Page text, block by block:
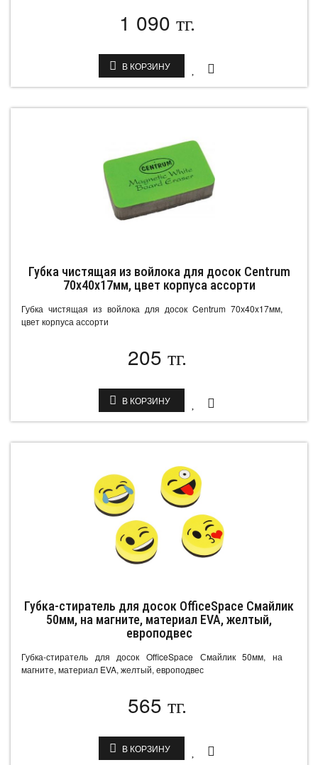
1 090 тг.
В КОРЗИНУ
Губка чистящая из войлока для досок Centrum
70х40x17мм, цвет корпуса ассорти
Губка чистящая из войлока для досок Centrum 70х40x17мм,
цвет корпуса ассорти
205 тг.
В КОРЗИНУ
Губка-стиратель для досок OfficeSpace Смайлик
50мм, на магните, материал EVA, желтый,
европодвес
Губка-стиратель для досок OfficeSpace Смайлик 50мм, на
магните, материал EVA, желтый, европодвес
565 тг.
В КОРЗИНУ